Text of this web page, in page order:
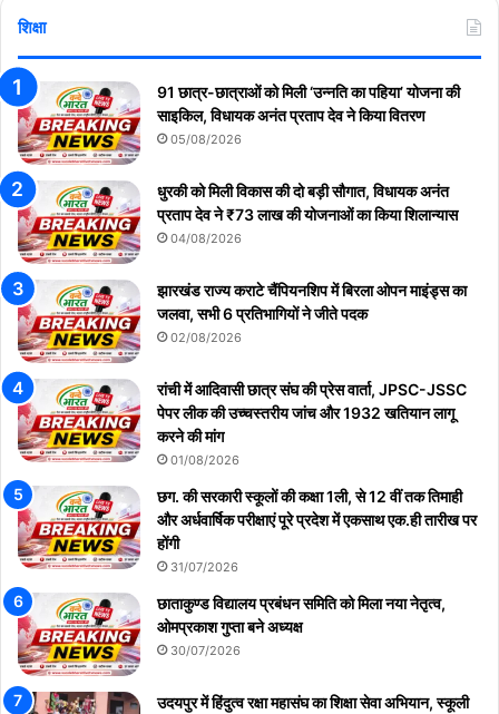
शिक्षा
91 छात्र-छात्राओं को मिली ‘उन्नति का पहिया’ योजना की
साइकिल, विधायक अनंत प्रताप देव ने किया वितरण
05/08/2026
धुरकी को मिली विकास की दो बड़ी सौगात, विधायक अनंत
प्रताप देव ने ₹73 लाख की योजनाओं का किया शिलान्यास
04/08/2026
झारखंड राज्य कराटे चैंपियनशिप में बिरला ओपन माइंड्स का
जलवा, सभी 6 प्रतिभागियों ने जीते पदक
02/08/2026
रांची में आदिवासी छात्र संघ की प्रेस वार्ता, JPSC-JSSC
पेपर लीक की उच्चस्तरीय जांच और 1932 खतियान लागू
करने की मांग
01/08/2026
छग. की सरकारी स्कूलों की कक्षा 1ली, से 12 वीं तक तिमाही
और अर्धवार्षिक परीक्षाएं पूरे प्रदेश में एकसाथ एक.ही तारीख पर
होंगी
31/07/2026
छाताकुण्ड विद्यालय प्रबंधन समिति को मिला नया नेतृत्व,
ओमप्रकाश गुप्ता बने अध्यक्ष
30/07/2026
उदयपुर में हिंदुत्व रक्षा महासंघ का शिक्षा सेवा अभियान, स्कूली